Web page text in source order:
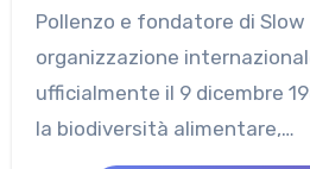
Pollenzo e fondatore di Slow
organizzazione
ufficialmente il 9 dicembre
la biodiversità alimentare,…